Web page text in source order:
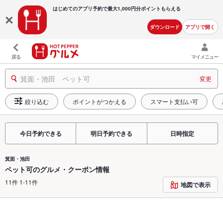
はじめてのアプリ予約で最大1,000円分ポイントもらえる
ダウンロード アプリで開く
戻る マイメニュー
箕面・池田 ペット可 変更
絞り込む ポイントがつかえる スマート支払い可
今日予約できる 明日予約できる 日時指定
箕面・池田
ペット可のグルメ・クーポン情報
11件 1-11件 地図で表示